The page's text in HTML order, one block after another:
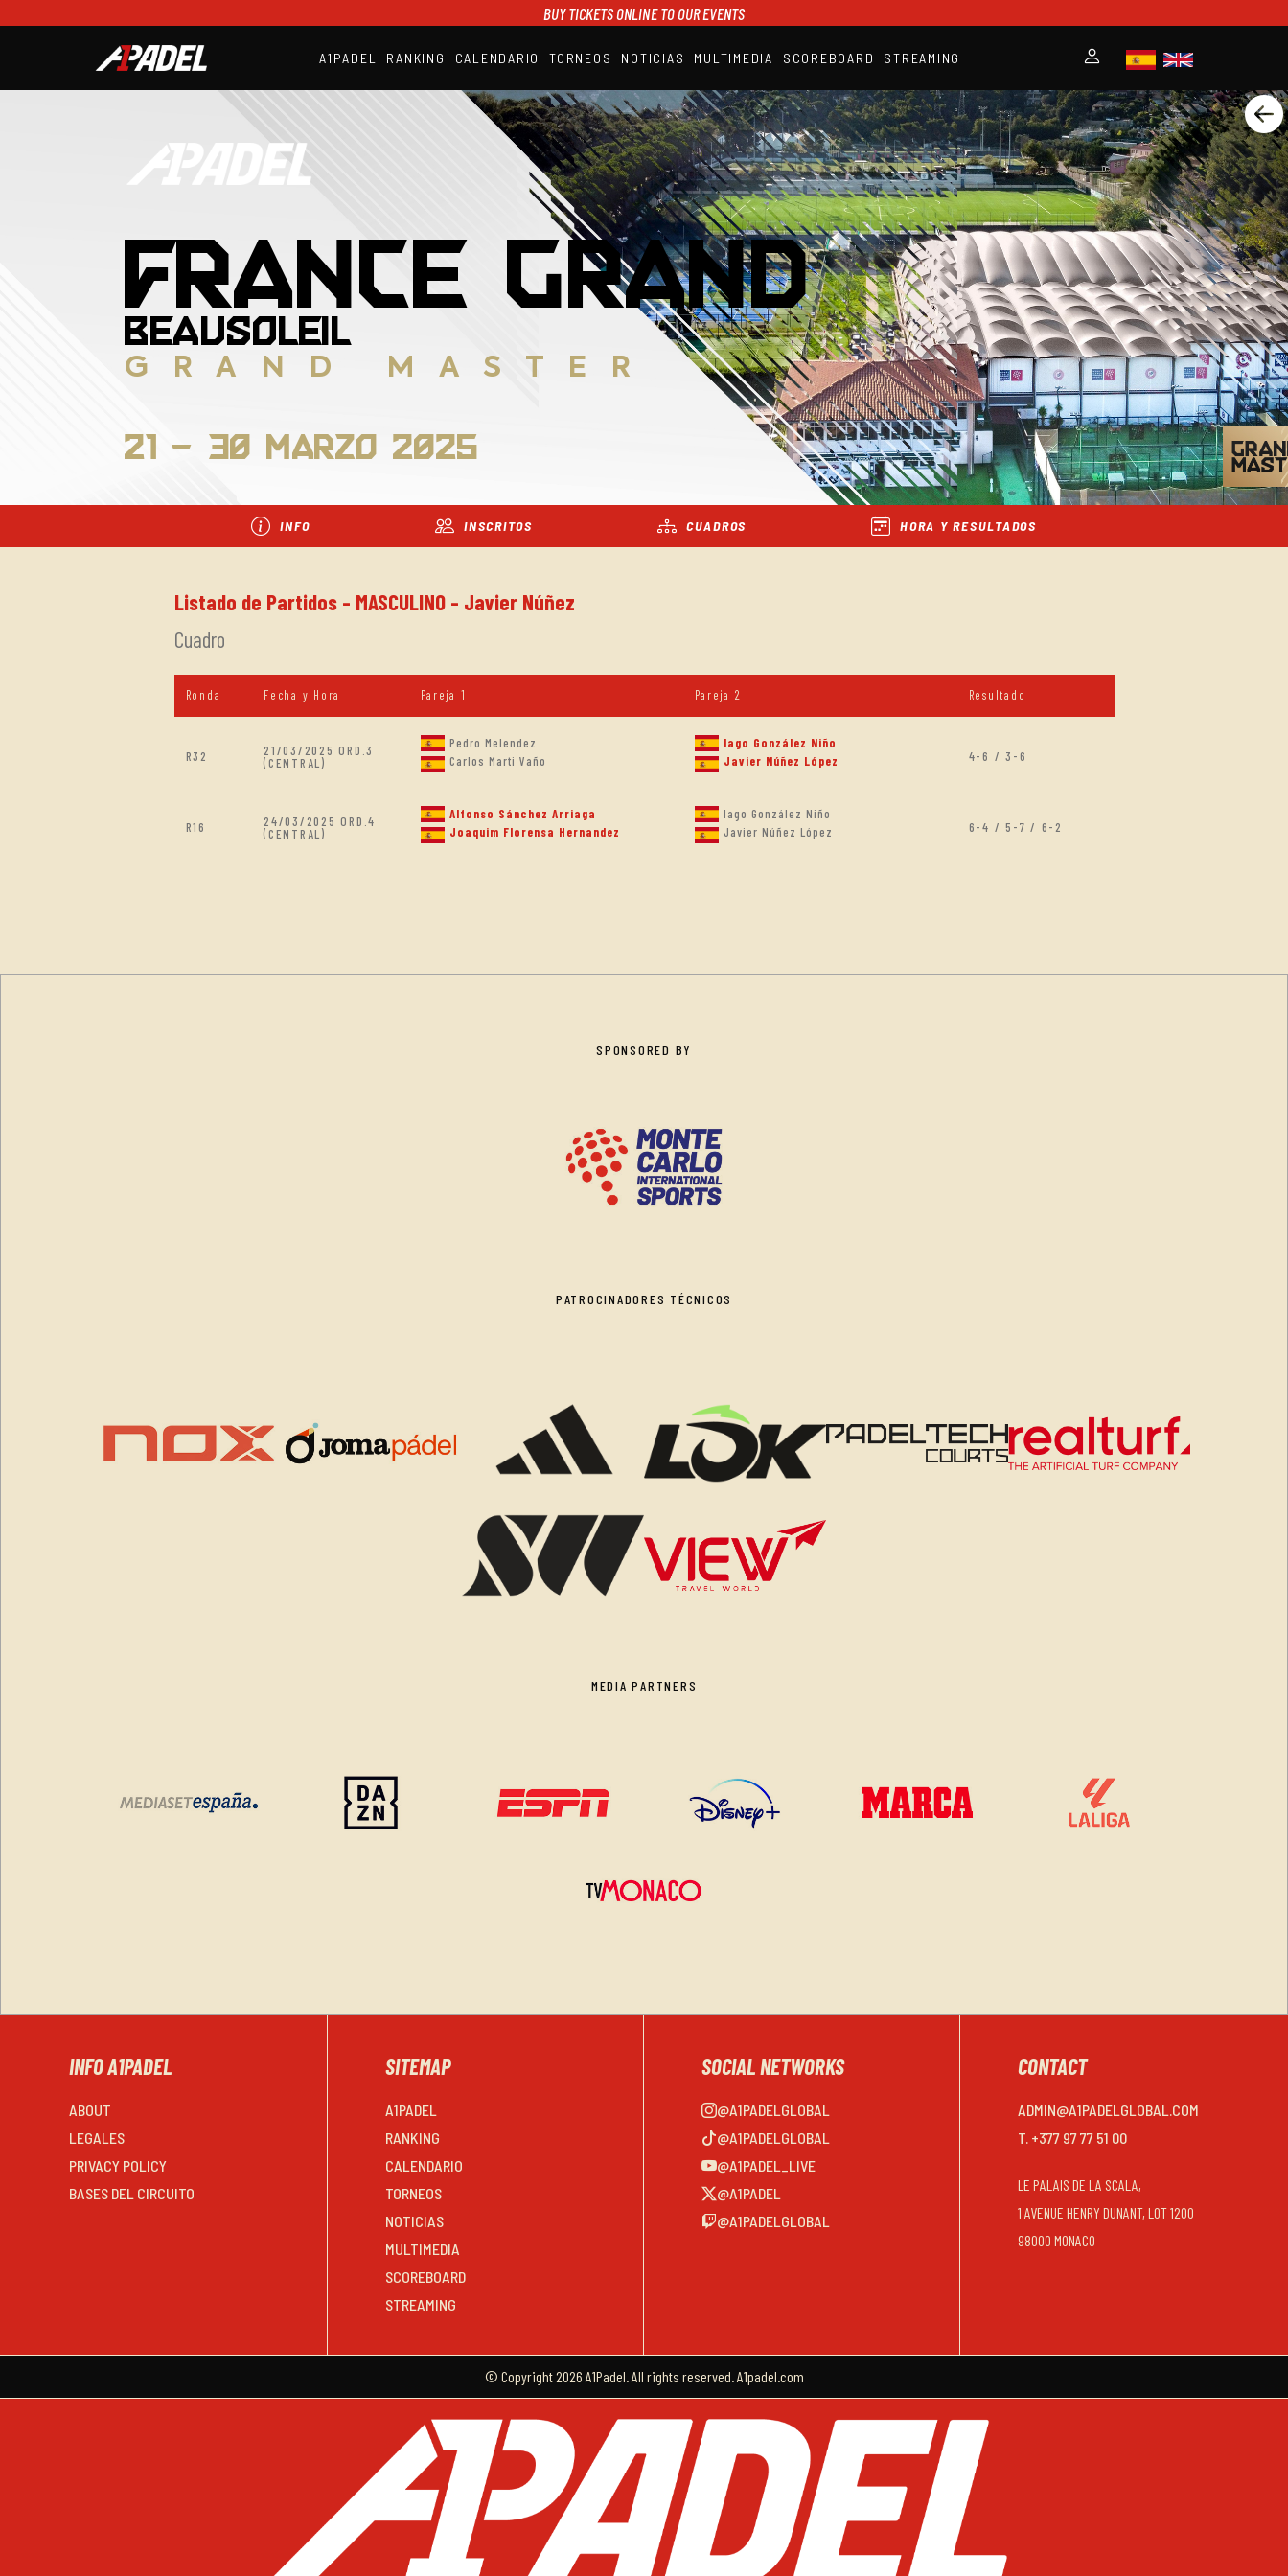
BUY TICKETS ONLINE TO OUR EVENTS
A1PADEL RANKING CALENDARIO TORNEOS NOTICIAS MULTIMEDIA SCOREBOARD STREAMING
A1PADEL
RANKING
CALENDARIO
TORNEOS
NOTICIAS
MULTIMEDIA
SCOREBOARD
STREAMING
FRANCE GRAND
BEAUSOLEIL
GRAND MASTER
21 - 30 Marzo 2025
INFO INSCRITOS CUADROS HORA Y RESULTADOS
Listado de Partidos - MASCULINO - Javier Núñez
Cuadro
Ronda Fecha y Hora Pareja 1 Pareja 2 Resultado
R32
21/03/2025 ORD.3
(CENTRAL)
Pedro Melendez
Carlos Marti Vaño
Iago González Niño
Javier Núñez López
4-6 / 3-6
R16
24/03/2025 ORD.4
(CENTRAL)
Alfonso Sánchez Arriaga
Joaquim Florensa Hernandez
Iago González Niño
Javier Núñez López
6-4 / 5-7 / 6-2
SPONSORED BY
PATROCINADORES TÉCNICOS
MEDIA PARTNERS
INFO A1PADEL
ABOUT
LEGALES
PRIVACY POLICY
BASES DEL CIRCUITO
SITEMAP
A1PADEL
RANKING
CALENDARIO
TORNEOS
NOTICIAS
MULTIMEDIA
SCOREBOARD
STREAMING
SOCIAL NETWORKS
@A1PADELGLOBAL
@A1PADELGLOBAL
@A1PADEL_LIVE
@A1PADEL
@A1PADELGLOBAL
CONTACT
ADMIN@A1PADELGLOBAL.COM
T. +377 97 77 51 00
LE PALAIS DE LA SCALA,
1 AVENUE HENRY DUNANT, LOT 1200
98000 MONACO
© Copyright 2026 A1Padel. All rights reserved. A1padel.com